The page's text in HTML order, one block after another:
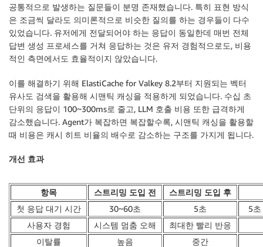
공통적으로 발생하는 질문들이 분명 존재했습니다. 특히 표현 방식
은 조금씩 달라도 의미론적으로 비슷한 질의를 하는 경우들이 다수
있었습니다. 유저에게 전달되어야 하는 응답이 동일한데 매번 전체
답변 생성 프로세스를 거쳐 응답하는 것은 유저 경험적으로도, 비용
적인 측면에서도 효율적이지 않았습니다.
이를 해결하기 위해 ElastiCache for Valkey 8.2부터 지원되는 벡터
유사도 검색을 활용해 시맨틱 캐싱을 적용하게 되었습니다. 수십 초
단위의 응답이 100~300ms로 줄고, LLM 호출 비용 또한 급격하게
감소했습니다. Agent가 복잡하면 복잡할수록, 시맨틱 캐싱을 활용할
때 비용은 캐시 히트 비율의 배수로 감소하는 구조를 가지게 됩니다.
개선 효과
항목 스트리밍 도입 전 스트리밍 도입 후
첫 응답 대기 시간
30~60초 5초
5
사용자 경험
시스템 멈춤 오해
최대한 빨리 반응
이탈률
높음 중간